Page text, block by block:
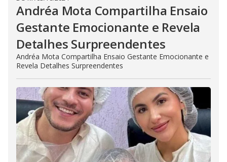
Andréa Mota Compartilha Ensaio
Gestante Emocionante e Revela
Detalhes Surpreendentes
Andréa Mota Compartilha Ensaio Gestante Emocionante e
Revela Detalhes Surpreendentes